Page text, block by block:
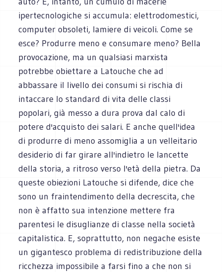
ipertecnologiche si accumula: elettrodomestici,
computer obsoleti, lamiere di veicoli. Come se
esce? Produrre meno e consumare meno? Bella
provocazione, ma un qualsiasi marxista
potrebbe obiettare a Latouche che ad
abbassare il livello dei consumi si rischia di
intaccare lo standard di vita delle classi
popolari, già messo a dura prova dal calo di
potere d'acquisto dei salari. E anche quell'idea
di produrre di meno assomiglia a un velleitario
desiderio di far girare all'indietro le lancette
della storia, a ritroso verso l'età della pietra. Da
queste obiezioni Latouche si difende, dice che
sono un fraintendimento della decrescita, che
non è affatto sua intenzione mettere fra
parentesi le disuglianze di classe nella società
capitalistica. E, soprattutto, non negache esiste
un gigantesco problema di redistribuzione della
ricchezza impossibile a farsi fino a che non si